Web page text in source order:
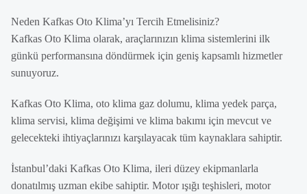
Neden Kafkas Oto Klima’yı Tercih Etmelisiniz?
Kafkas Oto Klima olarak, araçlarınızın klima sistemlerini ilk
günkü performansına döndürmek için geniş kapsamlı hizmetler
sunuyoruz.
Kafkas Oto Klima, oto klima gaz dolumu, klima yedek parça,
klima servisi, klima değişimi ve klima bakımı için mevcut ve
gelecekteki ihtiyaçlarınızı karşılayacak tüm kaynaklara sahiptir.
İstanbul’daki Kafkas Oto Klima, ileri düzey ekipmanlarla
donatılmış uzman ekibe sahiptir. Motor ışığı teşhisleri, motor